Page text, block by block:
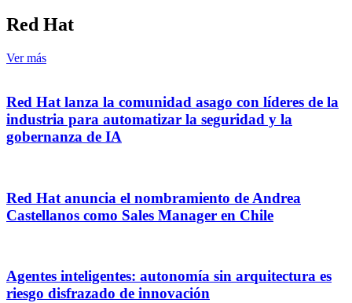
Red Hat
Ver más
Red Hat lanza la comunidad asago con líderes de la
industria para automatizar la seguridad y la
gobernanza de IA
Red Hat anuncia el nombramiento de Andrea
Castellanos como Sales Manager en Chile
Agentes inteligentes: autonomía sin arquitectura es
riesgo disfrazado de innovación